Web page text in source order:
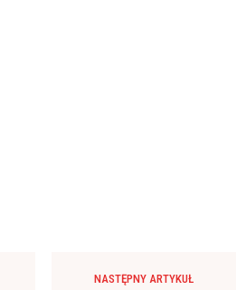
NASTĘPNY ARTYKUŁ